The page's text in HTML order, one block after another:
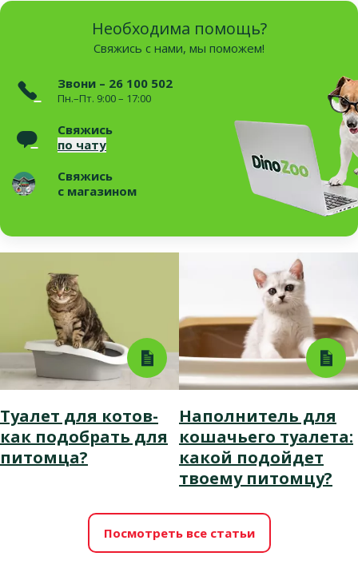
Необходима помощь?
Свяжись с нами, мы поможем!
Звони – 26 100 502
Пн.–Пт. 9:00 – 17:00
Свяжись
по чату
Свяжись
с магазином
Туалет для котов-
как подобрать для
питомца?
Наполнитель для
кошачьего туалета:
какой подойдет
твоему питомцу?
Посмотреть все статьи